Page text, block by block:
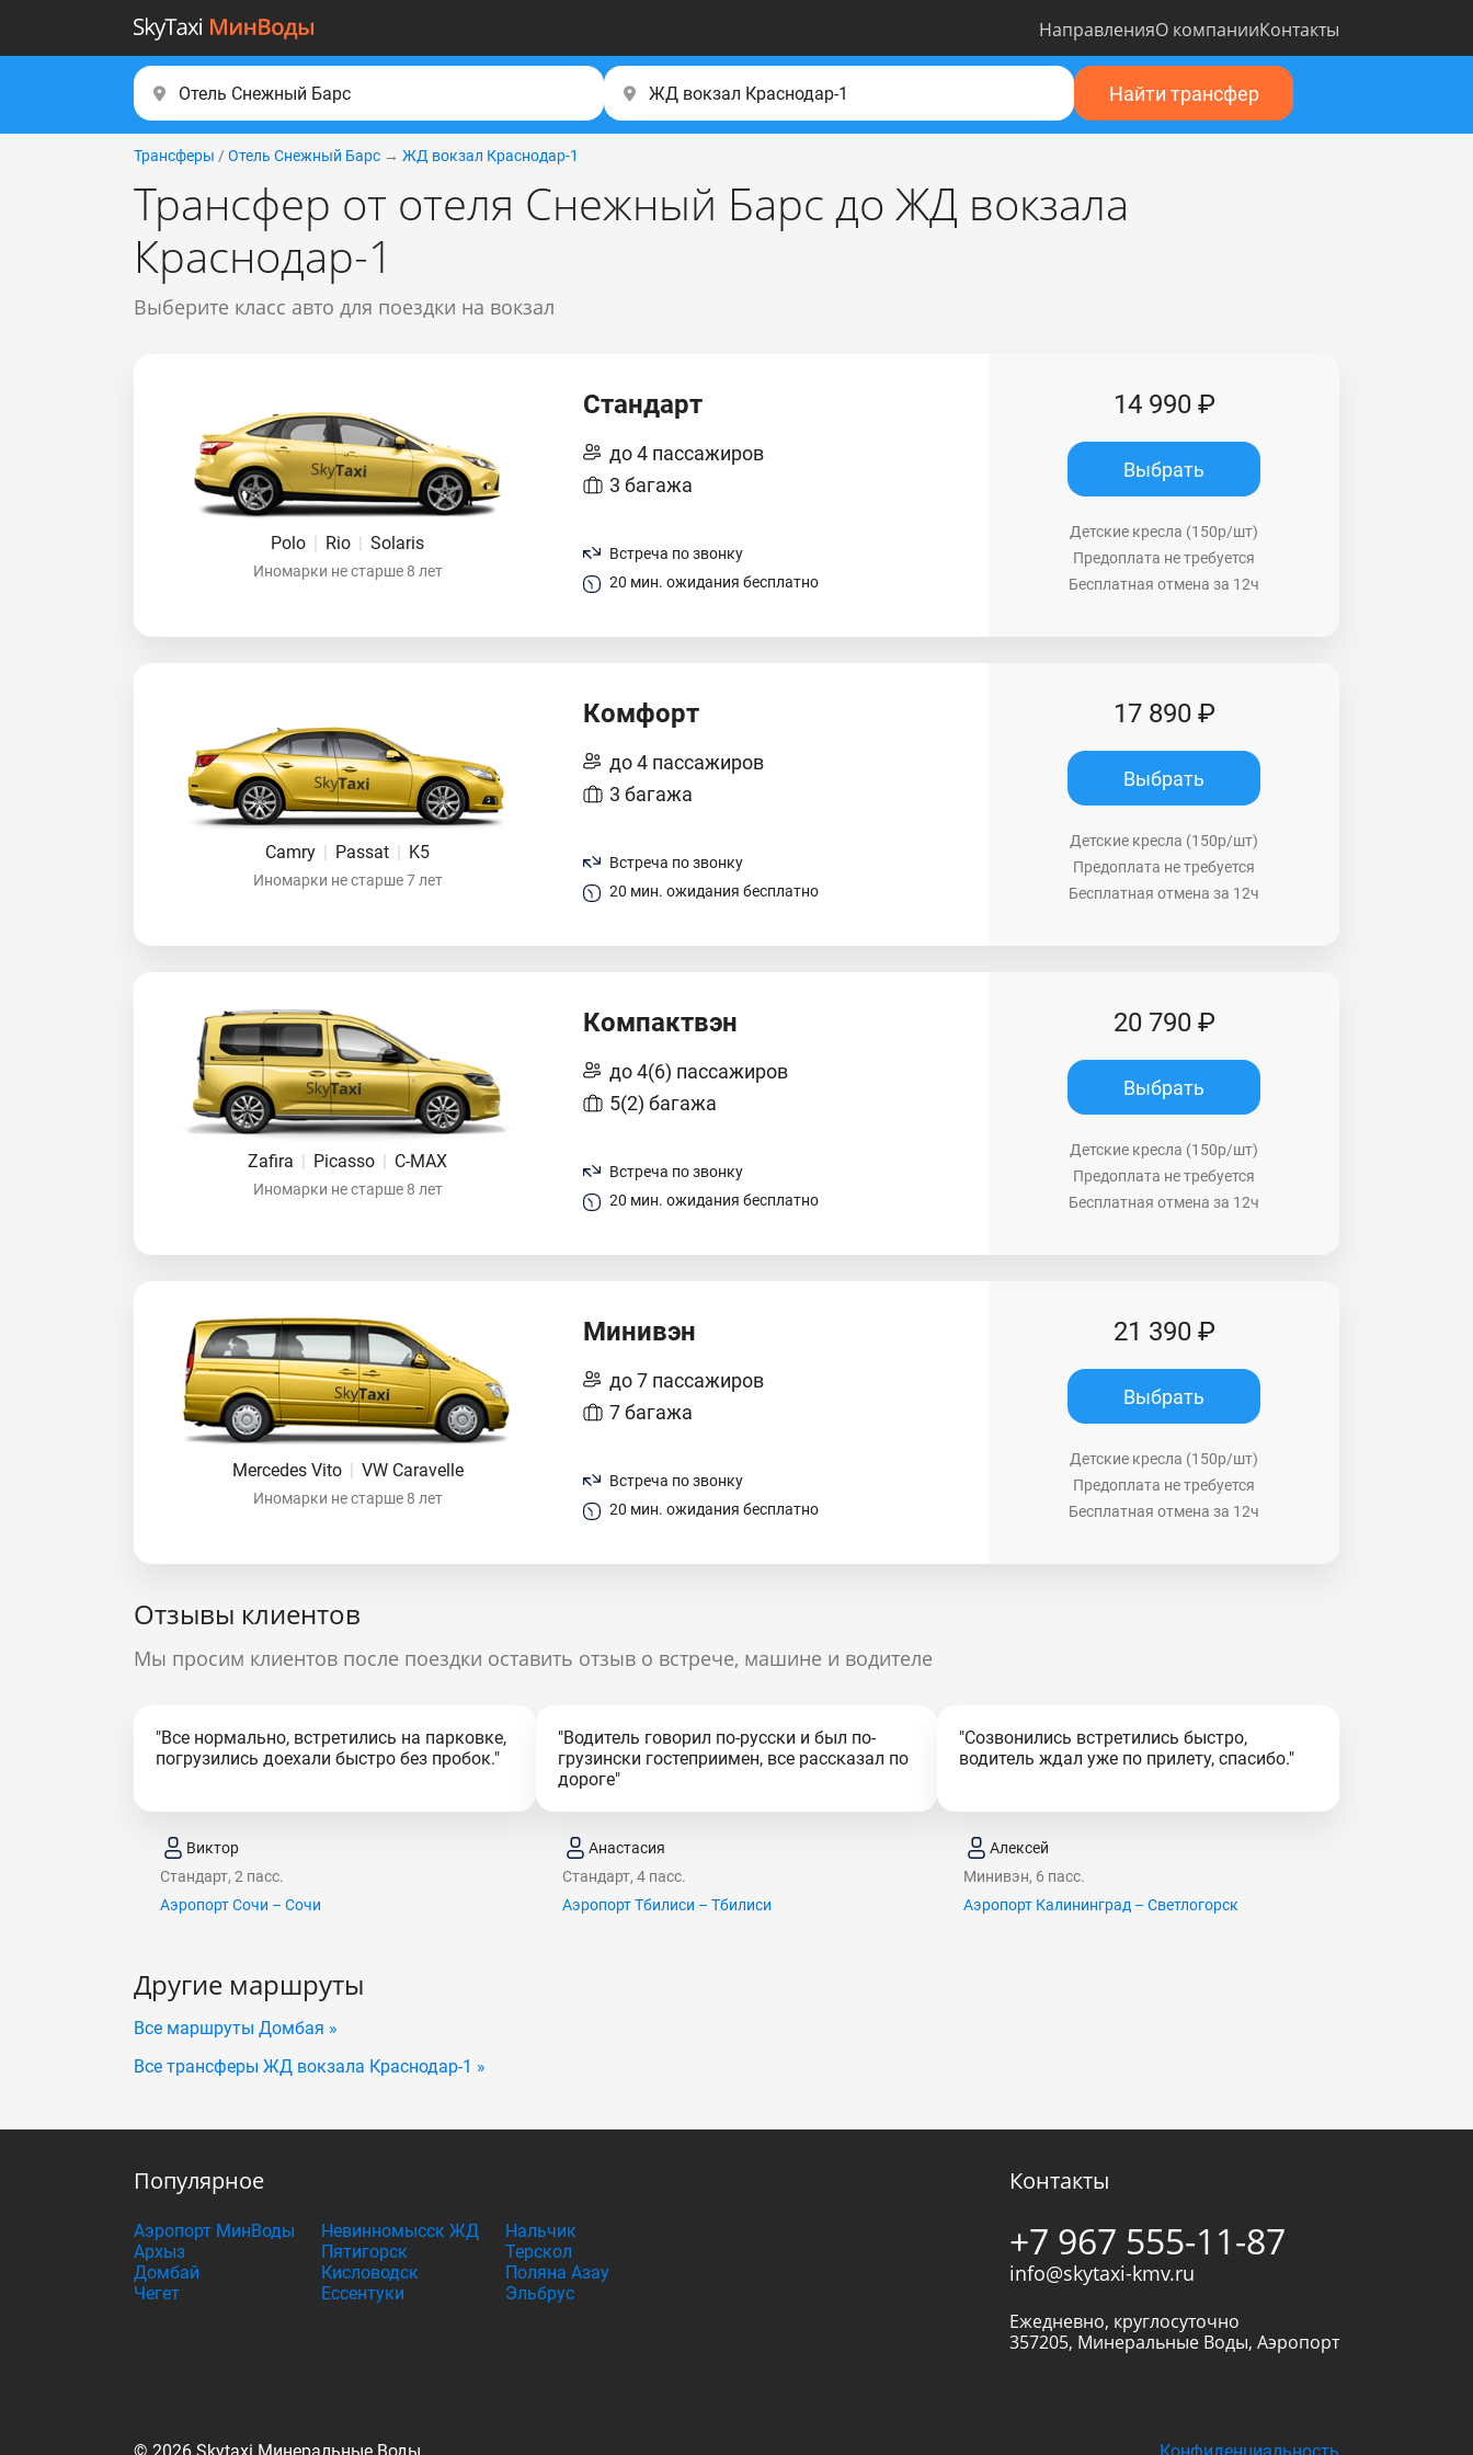
НаправленияО компанииКонтакты
Найти трансфер
Трансферы / Отель Снежный Барс → ЖД вокзал Краснодар-1
Трансфер от отеля Снежный Барс до ЖД вокзала
Краснодар-1
Выберите класс авто для поездки на вокзал
Polo | Rio | Solaris
Иномарки не старше 8 лет
Стандарт
до 4 пассажиров
3 багажа
Встреча по звонку
20 мин. ожидания бесплатно
14 990 ₽
Выбрать
Детские кресла (150р/шт)
Предоплата не требуется
Бесплатная отмена за 12ч
Camry | Passat | K5
Иномарки не старше 7 лет
Комфорт
до 4 пассажиров
3 багажа
Встреча по звонку
20 мин. ожидания бесплатно
17 890 ₽
Выбрать
Детские кресла (150р/шт)
Предоплата не требуется
Бесплатная отмена за 12ч
Zafira | Picasso | C-MAX
Иномарки не старше 8 лет
Компактвэн
до 4(6) пассажиров
5(2) багажа
Встреча по звонку
20 мин. ожидания бесплатно
20 790 ₽
Выбрать
Детские кресла (150р/шт)
Предоплата не требуется
Бесплатная отмена за 12ч
Mercedes Vito | VW Caravelle
Иномарки не старше 8 лет
Минивэн
до 7 пассажиров
7 багажа
Встреча по звонку
20 мин. ожидания бесплатно
21 390 ₽
Выбрать
Детские кресла (150р/шт)
Предоплата не требуется
Бесплатная отмена за 12ч
Отзывы клиентов
Мы просим клиентов после поездки оставить отзыв о встрече, машине и водителе
"Все нормально, встретились на парковке,
погрузились доехали быстро без пробок."
Виктор
Стандарт, 2 пасс.
Аэропорт Сочи – Сочи
"Водитель говорил по-русски и был по-
грузински гостеприимен, все рассказал по
дороге"
Анастасия
Стандарт, 4 пасс.
Аэропорт Тбилиси – Тбилиси
"Созвонились встретились быстро,
водитель ждал уже по прилету, спасибо."
Алексей
Минивэн, 6 пасс.
Аэропорт Калининград – Светлогорск
Другие маршруты
Все маршруты Домбая »
Все трансферы ЖД вокзала Краснодар-1 »
Популярное
Аэропорт МинВоды
Архыз
Домбай
Чегет
Невинномысск ЖД
Пятигорск
Кисловодск
Ессентуки
Нальчик
Терскол
Поляна Азау
Эльбрус
Контакты
+7 967 555-11-87
info@skytaxi-kmv.ru
Ежедневно, круглосуточно
357205, Минеральные Воды, Аэропорт